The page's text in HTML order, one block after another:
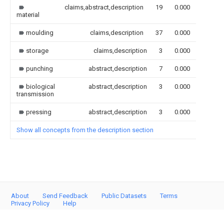
material
claims,abstract,description 19 0.000
moulding claims,description 37 0.000
storage claims,description 3 0.000
punching abstract,description 7 0.000
biological
transmission
abstract,description 3 0.000
pressing abstract,description 3 0.000
Show all concepts from the description section
About Send Feedback Public Datasets
Terms
Privacy Policy
Help